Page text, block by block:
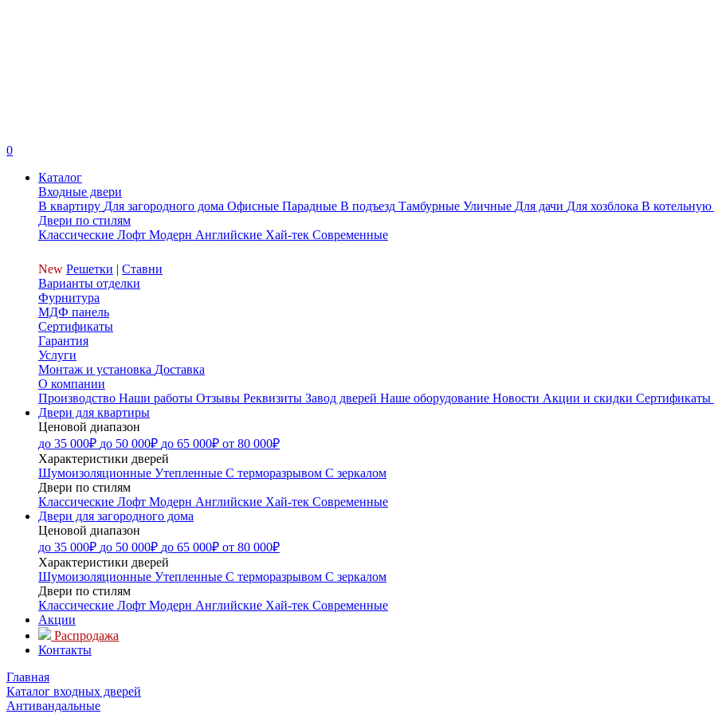
0
Каталог
Входные двери
В квартиру Для загородного дома Офисные Парадные В подъезд Тамбурные Уличные Для дачи Для хозблока В котельную
Двери по стилям
Классические Лофт Модерн Английские Хай-тек Современные
New Решетки | Ставни
Варианты отделки
Фурнитура
МДФ панель
Сертификаты
Гарантия
Услуги
Монтаж и установка Доставка
О компании
Производство Наши работы Отзывы Реквизиты Завод дверей Наше оборудование Новости Акции и скидки Сертификаты
Двери для квартиры
Ценовой диапазон
до 35 000₽ до 50 000₽ до 65 000₽ от 80 000₽
Характеристики дверей
Шумоизоляционные Утепленные С терморазрывом С зеркалом
Двери по стилям
Классические Лофт Модерн Английские Хай-тек Современные
Двери для загородного дома
Ценовой диапазон
до 35 000₽ до 50 000₽ до 65 000₽ от 80 000₽
Характеристики дверей
Шумоизоляционные Утепленные С терморазрывом С зеркалом
Двери по стилям
Классические Лофт Модерн Английские Хай-тек Современные
Акции
Распродажа
Контакты
Главная
Каталог входных дверей
Антивандальные